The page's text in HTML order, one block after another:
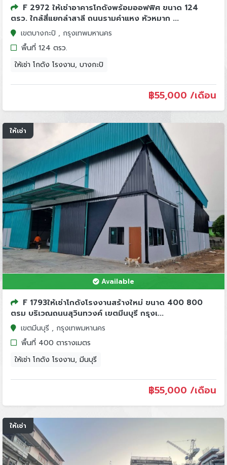
F 2972 ให้เช่าอาคารโกดังพร้อมออฟฟิศ ขนาด 124
ตรว. ใกล้สี่แยกลำสาลี ถนนรามคำแหง หัวหมาก ...
เขตบางกะปิ , กรุงเทพมหานคร
พื้นที่ 124 ตรว.
ให้เช่า โกดัง โรงงาน, บางกะปิ
฿55,000 /เดือน
ให้เช่า
Available
F 1793ให้เช่าโกดังโรงงานสร้างใหม่ ขนาด 400 800
ตรม บริเวณถนนสุวินทวงค์ เขตมีนบุรี กรุงเ...
เขตมีนบุรี , กรุงเทพมหานคร
พื้นที่ 400 ตารางเมตร
ให้เช่า โกดัง โรงงาน, มีนบุรี
฿55,000 /เดือน
ให้เช่า